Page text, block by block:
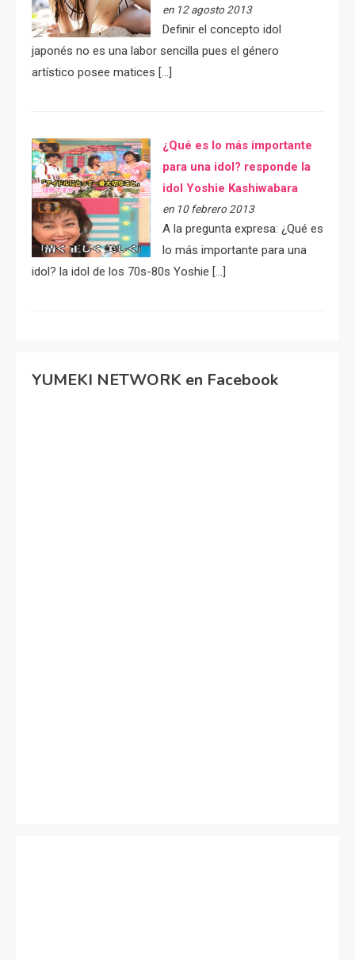
en 12 agosto 2013
Definir el concepto idol
japonés no es una labor sencilla pues el género
artístico posee matices […]
¿Qué es lo más importante
para una idol? responde la
idol Yoshie Kashiwabara
en 10 febrero 2013
A la pregunta expresa: ¿Qué es
lo más importante para una
idol? la idol de los 70s-80s Yoshie […]
YUMEKI NETWORK en Facebook